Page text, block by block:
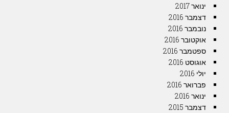
ינואר 2017
דצמבר 2016
נובמבר 2016
אוקטובר 2016
ספטמבר 2016
אוגוסט 2016
יולי 2016
פברואר 2016
ינואר 2016
דצמבר 2015